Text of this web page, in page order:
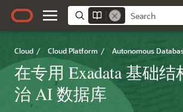
Cloud / Cloud Platform / Autonomous
在专用 Exadata 基础
治 AI 数据库